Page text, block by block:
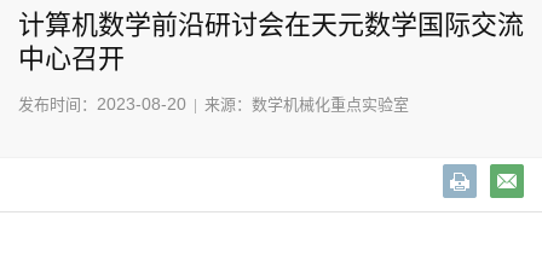
计算机数学前沿研讨会在天元数学国际交流
中心召开
发布时间： 2023-08-20 | 来源：数学机械化重点实验室